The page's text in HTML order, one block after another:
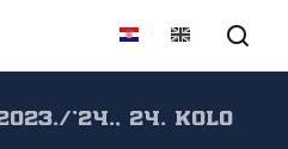
'24., 24. kolo